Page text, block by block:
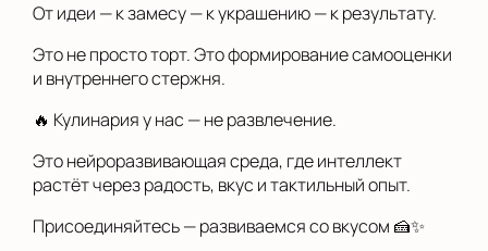
От идеи — к замесу — к украшению — к результату.
Это не просто торт. Это формирование самооценки
и внутреннего стержня.
🔥 Кулинария у нас — не развлечение.
Это нейроразвивающая среда, где интеллект
растёт через радость, вкус и тактильный опыт.
Присоединяйтесь — развиваемся со вкусом 🍰✨